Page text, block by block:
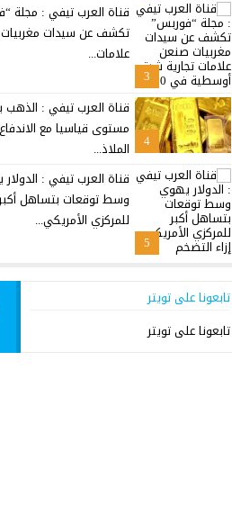
3
قناة العرب تيفي : مجلة
تكشف عن سيدات
علامات...
4
قناة العرب تيفي : الذهب
مستوى قياسيا مع
الملاذ...
5
قناة العرب تيفي :
وسط توقعات بتساهل
للمركزي الأمريكي...
تابعونا على تويتر
تابعونا على تويتر